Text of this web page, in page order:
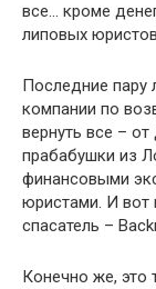
все… кроме
липовых
Последние пару
компании по
вернуть все –
прабабушки из
финансовыми
юристами. И вот
спасатель –
Конечно же, это